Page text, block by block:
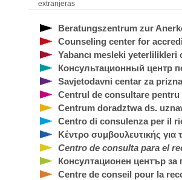
extranjeras
Beratungszentrum zur
Counseling center for
Yabancı mesleki yeterlilikleri
Консультационный центр
Savjetodavni centar za
Centrul de consultare
Centrum doradztwa ds.
Centro di consulenza per il
Κέντρο συμβουλευτικής
Centro de consulta para el
Консултационен център
Centre de conseil pour la